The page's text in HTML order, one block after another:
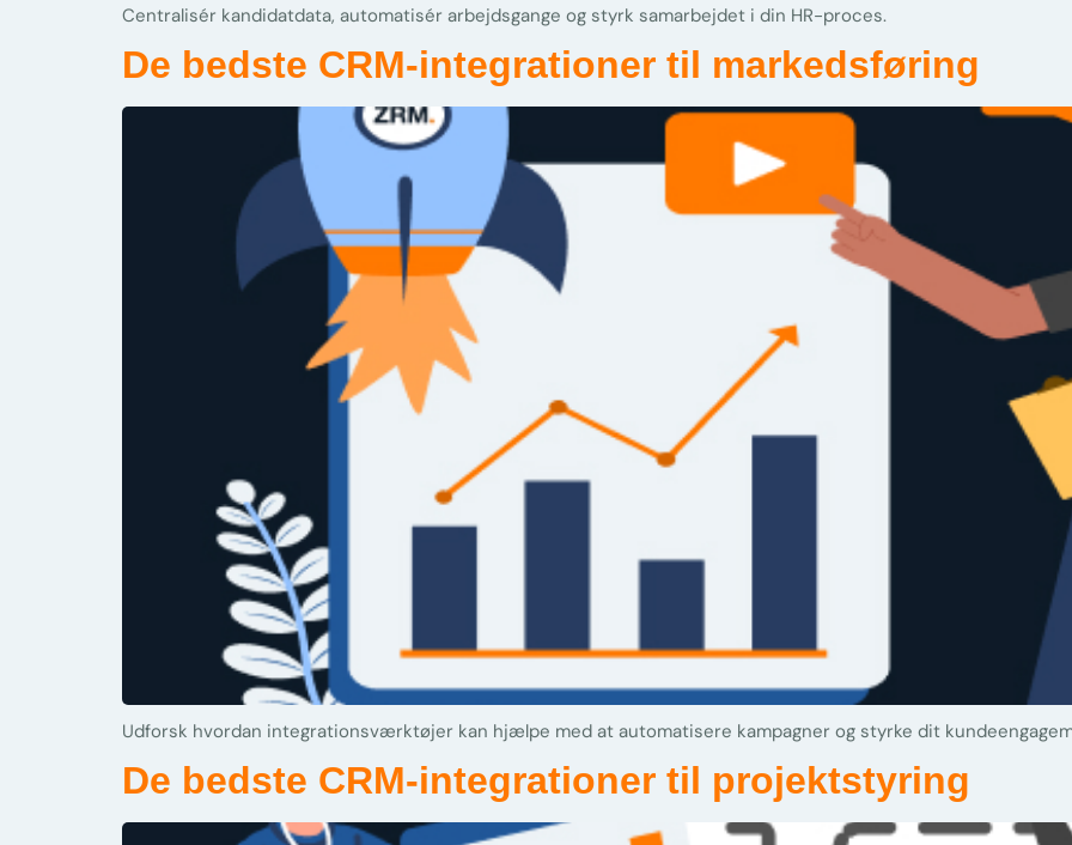
Centralisér kandidatdata, automatisér arbejdsgange og styrk samarbejdet i din HR-proces.
De bedste CRM-integrationer til markedsføring
Udforsk hvordan integrationsværktøjer kan hjælpe med at automatisere kampagner og styrke dit
De bedste CRM-integrationer til projektstyring